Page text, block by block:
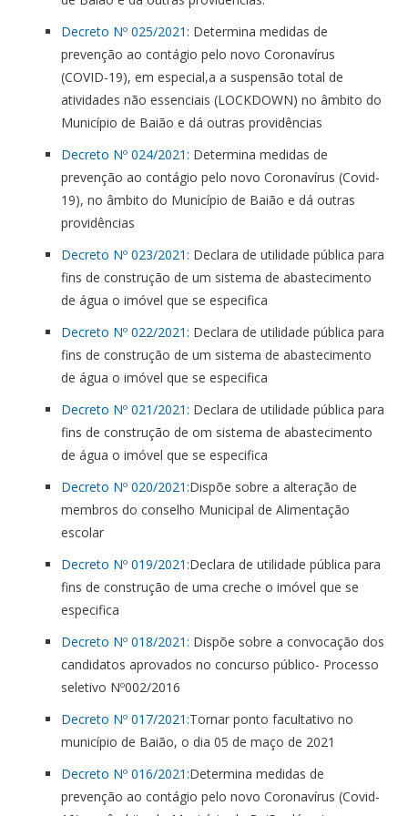
Decreto Nº 025/2021 : Determina medidas de
prevenção ao contágio pelo novo Coronavírus
(COVID-19), em especial,a a suspensão total de
atividades não essenciais (LOCKDOWN) no âmbito do
Município de Baião e dá outras providências
Decreto Nº 024/2021: Determina medidas de
prevenção ao contágio pelo novo Coronavírus (Covid-
19), no âmbito do Município de Baião e dá outras
providências
Decreto Nº 023/2021: Declara de utilidade pública para
fins de construção de um sistema de abastecimento
de água o imóvel que se especifica
Decreto Nº 022/2021: Declara de utilidade pública para
fins de construção de um sistema de abastecimento
de água o imóvel que se especifica
Decreto Nº 021/2021: Declara de utilidade pública para
fins de construção de om sistema de abastecimento
de água o imóvel que se especifica
Decreto Nº 020/2021:Dispõe sobre a alteração de
membros do conselho Municipal de Alimentação
escolar
Decreto Nº 019/2021:Declara de utilidade pública para
fins de construção de uma creche o imóvel que se
especifica
Decreto Nº 018/2021: Dispõe sobre a convocação dos
candidatos aprovados no concurso público- Processo
seletivo Nº002/2016
Decreto Nº 017/2021:Tornar ponto facultativo no
município de Baião, o dia 05 de maço de 2021
Decreto Nº 016/2021:Determina medidas de
prevenção ao contágio pelo novo Coronavírus (Covid-